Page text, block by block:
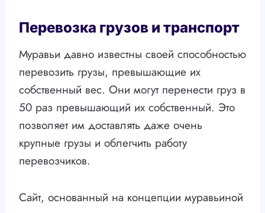
Перевозка грузов и транспорт
Муравьи давно известны своей способностью
перевозить грузы, превышающие их
собственный вес. Они могут перенести груз в
50 раз превышающий их собственный. Это
позволяет им доставлять даже очень
крупные грузы и облегчить работу
перевозчиков.
Сайт, основанный на концепции муравьиной